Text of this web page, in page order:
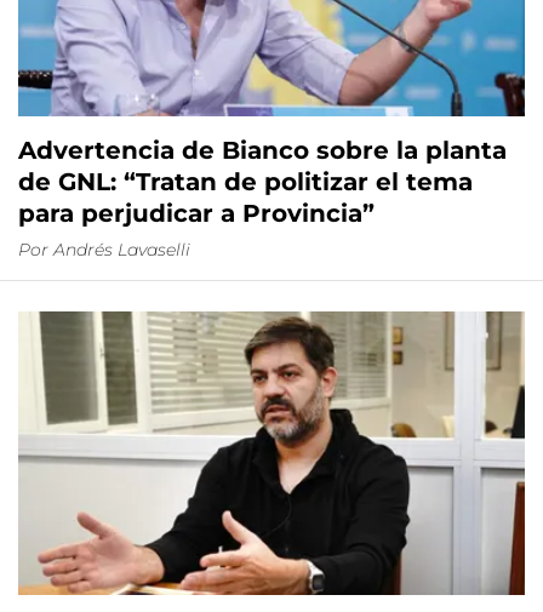
Advertencia de Bianco sobre la planta
de GNL: “Tratan de politizar el tema
para perjudicar a Provincia”
Por Andrés Lavaselli